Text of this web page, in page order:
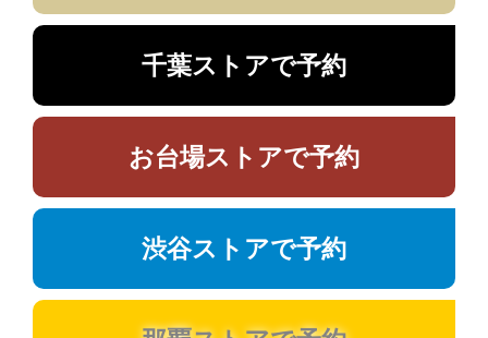
千葉ストアで予約
お台場ストアで予約
渋谷ストアで予約